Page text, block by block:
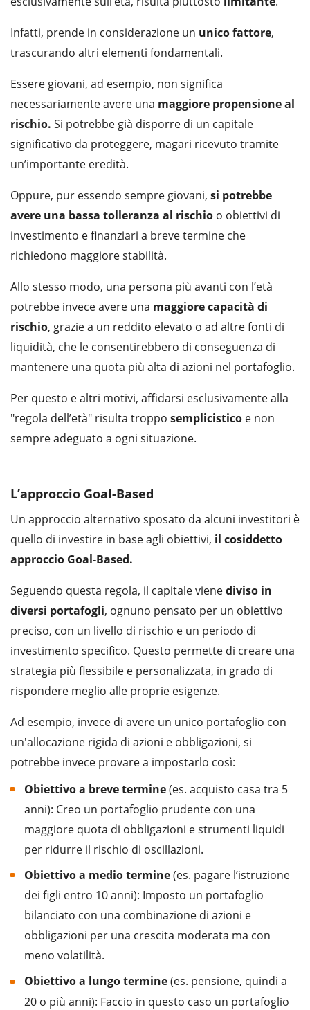
Infatti, prende in considerazione un unico fattore,
trascurando altri elementi fondamentali.
Essere giovani, ad esempio, non significa
necessariamente avere una maggiore propensione al
rischio. Si potrebbe già disporre di un capitale
significativo da proteggere, magari ricevuto tramite
un’importante eredità.
Oppure, pur essendo sempre giovani, si potrebbe
avere una bassa tolleranza al rischio o obiettivi di
investimento e finanziari a breve termine che
richiedono maggiore stabilità.
Allo stesso modo, una persona più avanti con l’età
potrebbe invece avere una maggiore capacità di
rischio, grazie a un reddito elevato o ad altre fonti di
liquidità, che le consentirebbero di conseguenza di
mantenere una quota più alta di azioni nel portafoglio.
Per questo e altri motivi, affidarsi esclusivamente alla
"regola dell’età" risulta troppo semplicistico e non
sempre adeguato a ogni situazione.
L’approccio Goal-Based
Un approccio alternativo sposato da alcuni investitori è
quello di investire in base agli obiettivi, il cosiddetto
approccio Goal-Based.
Seguendo questa regola, il capitale vienediviso in
diversi portafogli, ognuno pensato per un obiettivo
preciso, con un livello di rischio e un periodo di
investimento specifico. Questo permette di creare una
strategia più flessibile e personalizzata, in grado di
rispondere meglio alle proprie esigenze.
Ad esempio, invece di avere un unico portafoglio con
un'allocazione rigida di azioni e obbligazioni, si
potrebbe invece provare a impostarlo così:
Obiettivo a breve termine(es. acquisto casa tra 5
anni): Creo un portafoglio prudente con una
maggiore quota di obbligazioni e strumenti liquidi
per ridurre il rischio di oscillazioni.
Obiettivo a medio termine(es. pagare l’istruzione
dei figli entro 10 anni): Imposto un portafoglio
bilanciato con una combinazione di azioni e
obbligazioni per una crescita moderata ma con
meno volatilità.
Obiettivo a lungo termine(es. pensione, quindi a
20 o più anni): Faccio in questo caso un portafoglio